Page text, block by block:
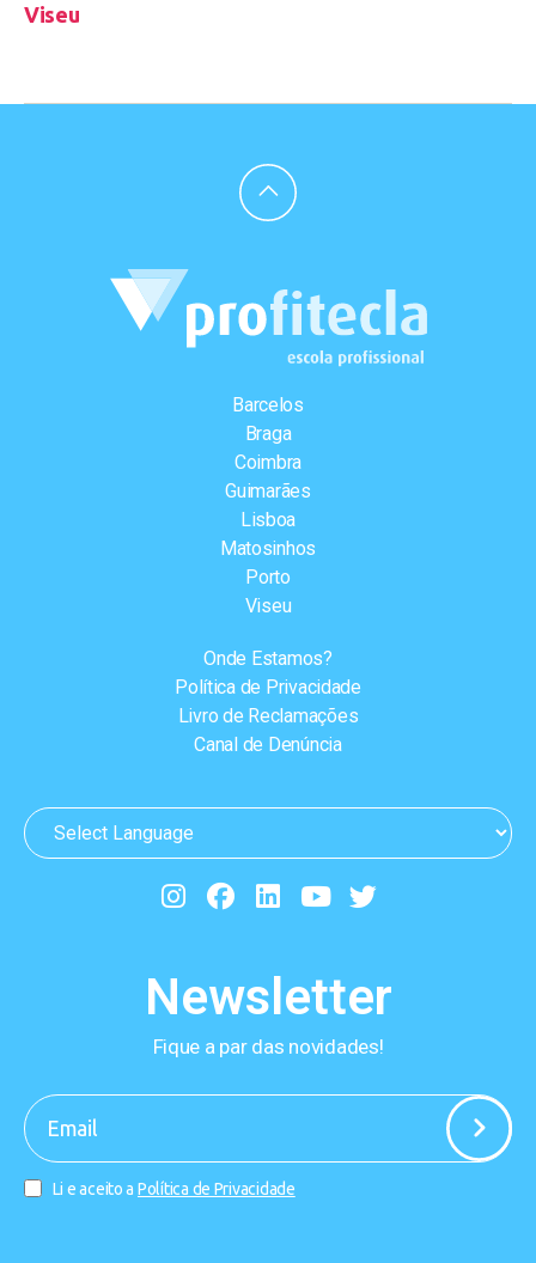
Viseu
Barcelos
Braga
Coimbra
Guimarães
Lisboa
Matosinhos
Porto
Viseu
Onde Estamos?
Política de Privacidade
Livro de Reclamações
Canal de Denúncia
Newsletter
Fique a par das novidades!
Li e aceito a Política de Privacidade
-